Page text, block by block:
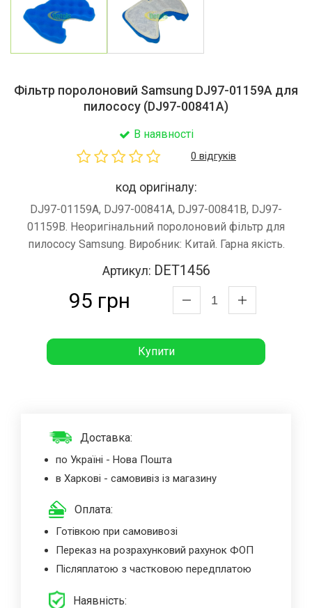
Фільтр поролоновий Samsung DJ97-01159A для
пилососу (DJ97-00841A)
В наявності
0 відгуків
код оригіналу:
DJ97-01159A, DJ97-00841A, DJ97-00841B, DJ97-
01159B. Неоригінальний поролоновий фільтр для
пилососу Samsung. Виробник: Китай. Гарна якість.
Артикул: DET1456
95 грн
Купити
Доставка:
по Україні - Нова Пошта
в Харкові - самовивіз із магазину
Оплата:
Готівкою при самовивозі
Переказ на розрахунковий рахунок ФОП
Післяплатою з частковою передплатою
Наявність: